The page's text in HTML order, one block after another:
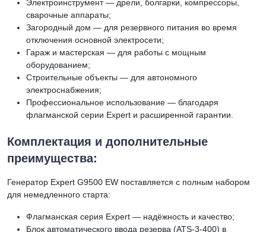
Электроинструмент — дрели, болгарки, компрессоры,
сварочные аппараты;
Загородный дом — для резервного питания во время
отключения основной электросети;
Гараж и мастерская — для работы с мощным
оборудованием;
Строительные объекты — для автономного
электроснабжения;
Профессиональное использование — благодаря
флагманской серии Expert и расширенной гарантии.
Комплектация и дополнительные
преимущества:
Генератор Expert G9500 EW поставляется с полным набором
для немедленного старта:
Флагманская серия Expert — надёжность и качество;
Блок автоматического ввода резерва (ATS-3-400) в